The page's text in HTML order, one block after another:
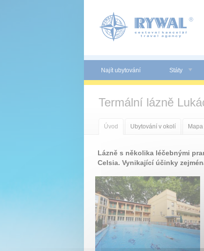
Najít ubytování Státy
Termální lázně
Úvod Ubytování v okolí
Lázně s několika léčebnými
Celsia. Vynikající účinky